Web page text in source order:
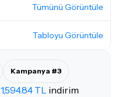
Tümünü Görüntüle
Tabloyu Görüntüle
Kampanya #3
1,594.84 TL indirim